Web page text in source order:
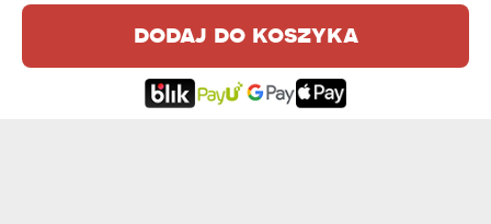
dodaj do koszyka
dodaje mu osobistego charakteru.
OPINIE DLA INNYCH PRODUKÓW Z TEJ KATEGORII: